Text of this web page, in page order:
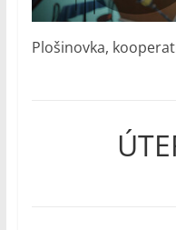
Plošinovka,